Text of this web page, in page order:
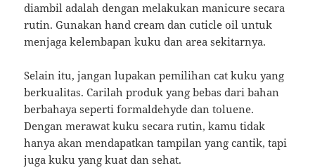
diambil adalah dengan melakukan manicure secara
rutin. Gunakan hand cream dan cuticle oil untuk
menjaga kelembapan kuku dan area sekitarnya.
Selain itu, jangan lupakan pemilihan cat kuku yang
berkualitas. Carilah produk yang bebas dari bahan
berbahaya seperti formaldehyde dan toluene.
Dengan merawat kuku secara rutin, kamu tidak
hanya akan mendapatkan tampilan yang cantik, tapi
juga kuku yang kuat dan sehat.